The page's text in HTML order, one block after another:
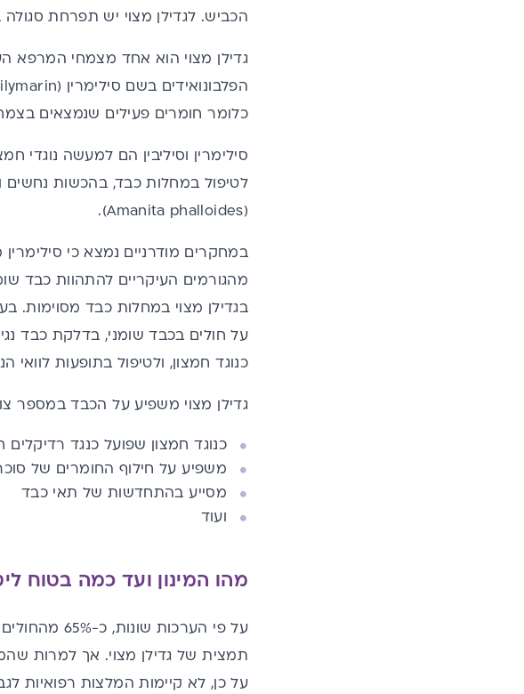
הכביש. לגדילן מצוי יש תפרחת סגולה
גדילן מצוי הוא אחד מצמחי המרפא
כלומר חומרים פעילים שנמצאים
סילימרין וסיליבין הם למעשה נוגדי
לטיפול במחלות כבד, בהכשות נחשים
(Amanita phalloides).
במחקרים מודרניים נמצא כי
כנוגד חמצון, ולטיפול בתופעות לוואי
גדילן מצוי משפיע על הכבד במספר
כנוגד חמצון שפועל כנגד רדיקלים
משפיע על חילוף החומרים של
מסייע בהתחדשות של תאי כבד
ועוד
מהו המינון ועד כמה בטוח
על פי
תמצית של גדילן מצוי. אך למרות
על כן, לא קיימות המלצות רפואיות